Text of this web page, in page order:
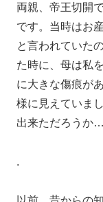
両親、帝王切開
です。当時はお
と言われていた
た時に、母は私
に大きな傷痕が
様に見えていま
出来ただろうか
.